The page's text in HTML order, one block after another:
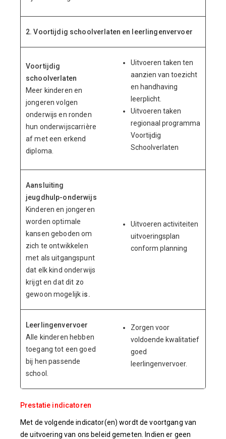
2. Voortijdig schoolverlaten en leerlingenvervoer
Voortijdig
schoolverlaten
Meer kinderen en
jongeren volgen
onderwijs en ronden
hun onderwijscarrière
af met een erkend
diploma.
Uitvoeren taken ten
aanzien van toezicht
en handhaving
leerplicht.
Uitvoeren taken
regionaal programma
Voortijdig
Schoolverlaten
Aansluiting
jeugdhulp-onderwijs
Kinderen en jongeren
worden optimale
kansen geboden om
zich te ontwikkelen
met als uitgangspunt
dat elk kind onderwijs
krijgt en dat dit zo
gewoon mogelijk is.
Uitvoeren activiteiten
uitvoeringsplan
conform planning
Leerlingenvervoer
Alle kinderen hebben
toegang tot een goed
bij hen passende
school.
Zorgen voor
voldoende kwalitatief
goed
leerlingenvervoer.
Prestatie indicatoren
Met de volgende indicator(en) wordt de voortgang van
de uitvoering van ons beleid gemeten. Indien er geen